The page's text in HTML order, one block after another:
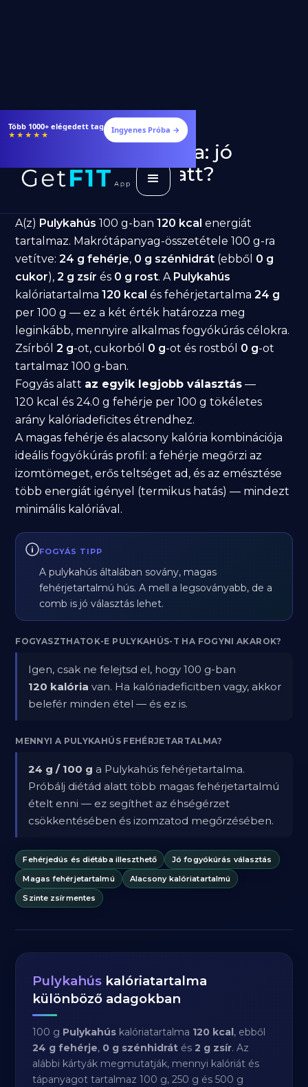
Étrendek, receptek és edzéstervek
★★★★★ Ingyenes Próba →
Pulykahús fogyásra: jó
választás diéta alatt?
A(z) Pulykahús 100 g-ban120 kcal energiát
tartalmaz. Makrótápanyag-összetétele 100 g-ra
vetítve:24 g fehérje, 0 g szénhidrát (ebből 0 g
cukor),2 g zsír és 0 g rost. A Pulykahús
kalóriatartalma120 kcal és fehérjetartalma24 g
per 100 g — ez a két érték határozza meg
leginkább, mennyire alkalmas fogyókúrás célokra.
Zsírból2 g-ot, cukorból 0 g-ot és rostból 0 g-ot
tartalmaz 100 g-ban.
Fogyás alatt az egyik legjobb választás —
120 kcal és 24.0 g fehérje per 100 g tökéletes
arány kalóriadeficites étrendhez.
A magas fehérje és alacsony kalória kombinációja
ideális fogyókúrás profil: a fehérje megőrzi az
izomtömeget, erős teltséget ad, és az emésztése
több energiát igényel (termikus hatás) — mindezt
minimális kalóriával.
FOGYÁS TIPP
A pulykahús általában sovány, magas
fehérjetartalmú hús. A mell a legsoványabb, de a
comb is jó választás lehet.
FOGYASZTHATOK-E PULYKAHÚS-T HA FOGYNI AKAROK?
Igen, csak ne felejtsd el, hogy 100 g-ban
120 kalória van. Ha kalóriadeficitben vagy, akkor
belefér minden étel — és ez is.
MENNYI A PULYKAHÚS FEHÉRJETARTALMA?
24 g / 100 g a Pulykahús fehérjetartalma.
Próbálj diétád alatt több magas fehérjetartalmú
ételt enni — ez segíthet az éhségérzet
csökkentésében és izomzatod megőrzésében.
Fehérjedús és diétába illeszthető
Jó fogyókúrás választás
Magas fehérjetartalmú
Alacsony kalóriatartalmú
Szinte zsírmentes
Pulykahús kalóriatartalma
különböző adagokban
100 g Pulykahús kalóriatartalma 120 kcal, ebből
24 g fehérje, 0 g szénhidrát és2 g zsír. Az
alábbi kártyák megmutatják, mennyi kalóriát és
tápanyagot tartalmaz 100 g, 250 g és 500 g